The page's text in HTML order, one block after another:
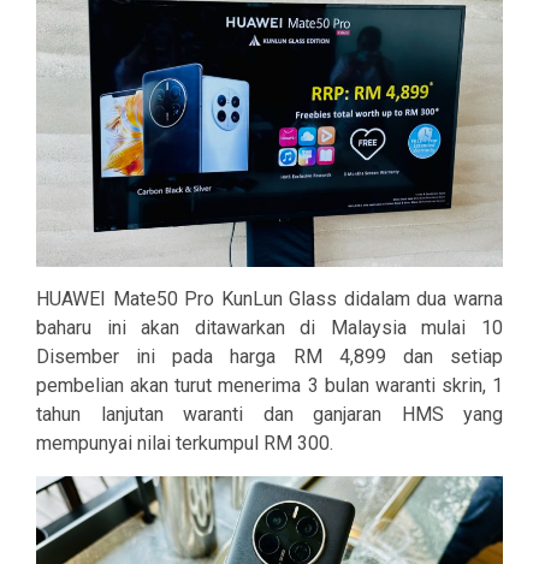
HUAWEI Mate50 Pro KunLun Glass didalam dua warna
baharu ini akan ditawarkan di Malaysia mulai 10
Disember ini pada harga RM 4,899 dan setiap
pembelian akan turut menerima 3 bulan waranti skrin, 1
tahun lanjutan waranti dan ganjaran HMS yang
mempunyai nilai terkumpul RM 300.